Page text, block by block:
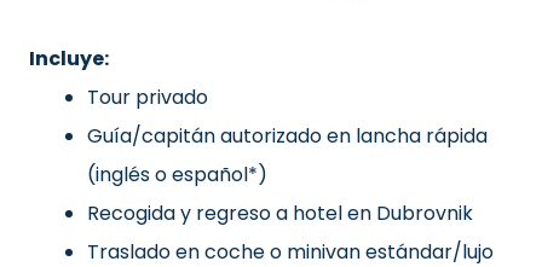
Incluye:
Tour privado
Guía/capitán autorizado en lancha rápida
(inglés o español*)
Recogida y regreso a hotel en Dubrovnik
Traslado en coche o minivan estándar/lujo